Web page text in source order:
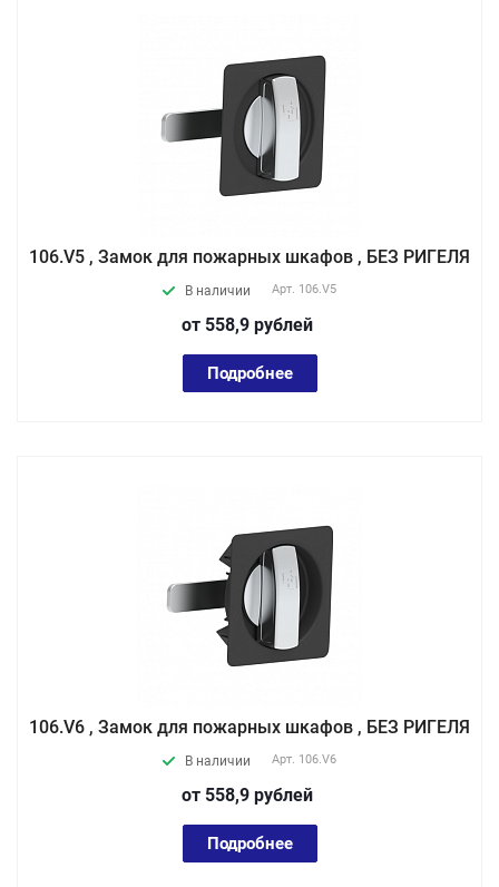
106.V5 , Замок для пожарных шкафов , БЕЗ РИГЕЛЯ
В наличии Арт. 106.V5
от 558,9 рублей
Подробнее
106.V6 , Замок для пожарных шкафов , БЕЗ РИГЕЛЯ
В наличии Арт. 106.V6
от 558,9 рублей
Подробнее